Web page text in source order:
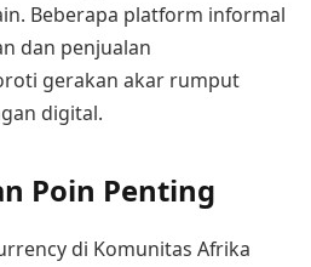
Beberapa platform informal
dan penjualan
gerakan akar rumput
digital.
Poin Penting
di Komunitas Afrika